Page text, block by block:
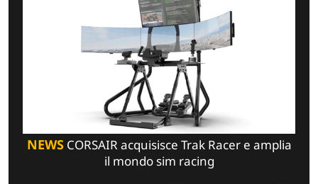
NEWSCORSAIR acquisisce Trak Racer e amplia
il mondo sim racing